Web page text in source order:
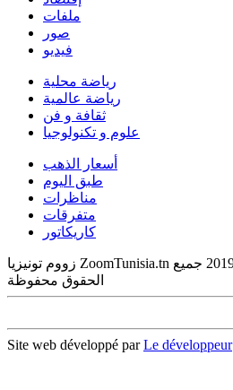
ملفات
صور
فيديو
رياضة محلية
رياضة عالمية
ثقافة و فن
علوم و تكنولوجيا
أسعار الذهب
طبق اليوم
مناظرات
متفرقات
كاريكاتور
زووم تونيزيا ZoomTunisia.tn جريدة إلكترونية جامعة - © 2019 جميع
الحقوق محفوظة
Site web développé parLe développeur